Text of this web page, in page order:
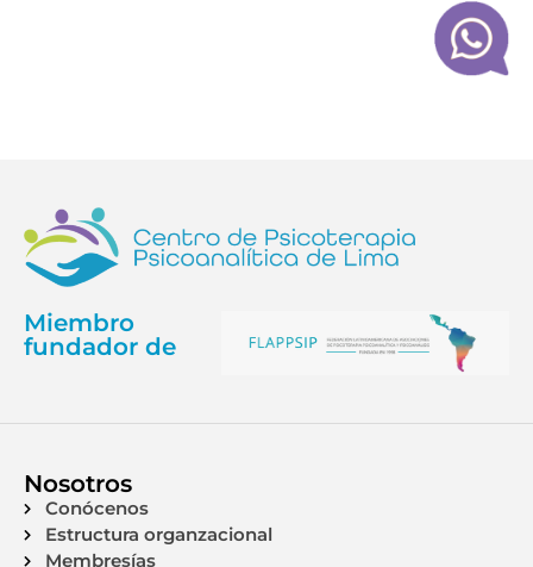
Miembro
fundador de
Nosotros
Conócenos
Estructura organzacional
Membresías